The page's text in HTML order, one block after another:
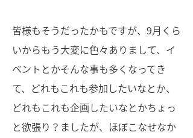
皆様もそうだったかもですが、9月くら
いからもう大変に色々ありまして、イ
ベントとかそんな事も多くなってき
て、どれもこれも参加したいなとか、
どれもこれも企画したいなとかちょっ
と欲張り？ましたが、ほぼこなせなか